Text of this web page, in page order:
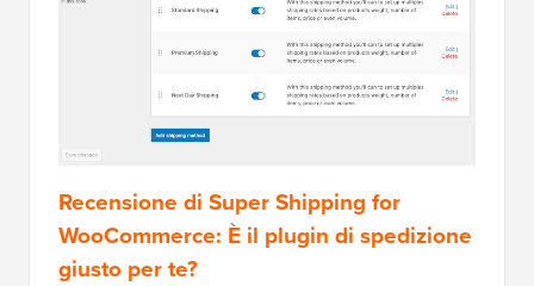
Recensione di Super Shipping for
WooCommerce: È il plugin di spedizione
giusto per te?